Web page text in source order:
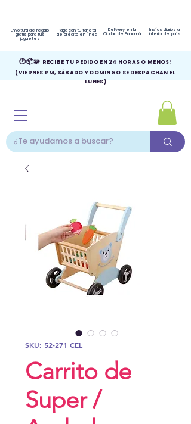
Envoltura de regalo
gratis para tus
juguetes
Paga con tu tarjeta
de crédito en línea
Delivery en la
Ciudad de Panamá
Envíos diarios al
interior del país
🕑📦🧩 RECIBE TU PEDIDO EN 24 HORAS O MENOS!
(VIERNES PM, SÁBADO Y DOMINGO SE DESPACHAN EL
LUNES)
SKU: 52-271 CEL
Carrito de
Super /